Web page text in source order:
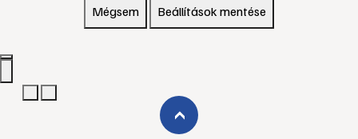
Mégsem Beállítások mentése
›